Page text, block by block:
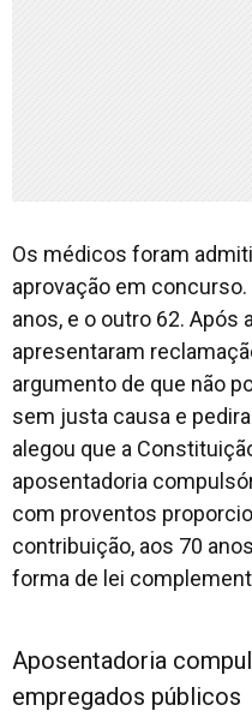
Os médicos foram
aprovação em
anos, e o outro 62. Após
apresentaram
argumento de que não
sem justa causa e
alegou que a
aposentadoria
com proventos
contribuição, aos 70
forma de lei
Aposentadoria
empregados públicos